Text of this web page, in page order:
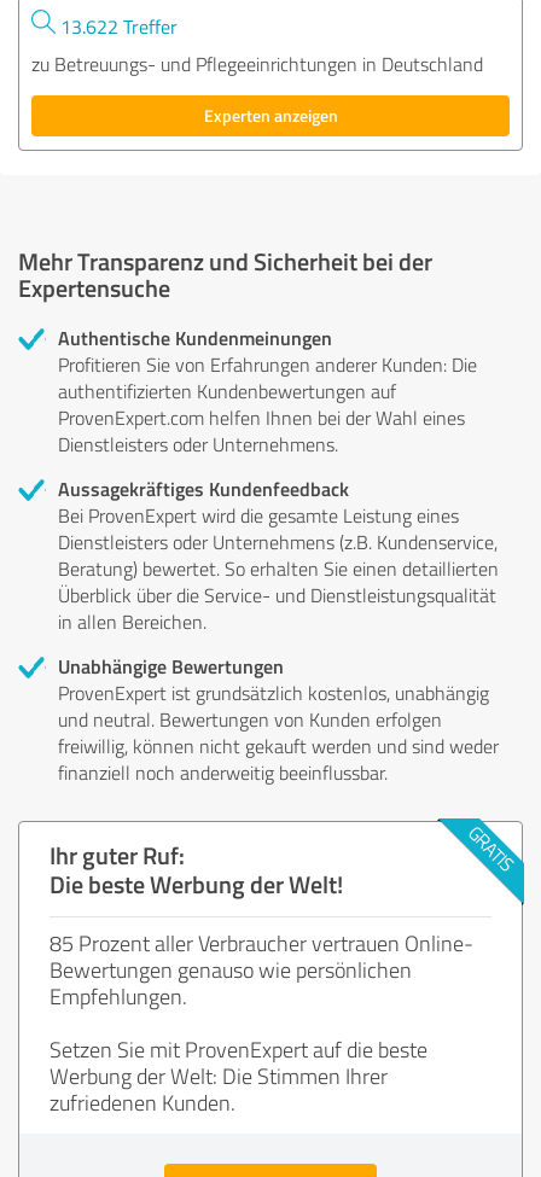
13.622 Treffer
zu Betreuungs- und Pflegeeinrichtungen in Deutschland
Experten anzeigen
Mehr Transparenz und Sicherheit bei der
Expertensuche
Authentische Kundenmeinungen
Profitieren Sie von Erfahrungen anderer Kunden: Die
authentifizierten Kundenbewertungen auf
ProvenExpert.com helfen Ihnen bei der Wahl eines
Dienstleisters oder Unternehmens.
Aussagekräftiges Kundenfeedback
Bei ProvenExpert wird die gesamte Leistung eines
Dienstleisters oder Unternehmens (z.B. Kundenservice,
Beratung) bewertet. So erhalten Sie einen detaillierten
Überblick über die Service- und Dienstleistungsqualität
in allen Bereichen.
Unabhängige Bewertungen
ProvenExpert ist grundsätzlich kostenlos, unabhängig
und neutral. Bewertungen von Kunden erfolgen
freiwillig, können nicht gekauft werden und sind weder
finanziell noch anderweitig beeinflussbar.
Ihr guter Ruf:
Die beste Werbung der Welt!
85 Prozent aller Verbraucher vertrauen Online-
Bewertungen genauso wie persönlichen
Empfehlungen.
Setzen Sie mit ProvenExpert auf die beste
Werbung der Welt: Die Stimmen Ihrer
zufriedenen Kunden.